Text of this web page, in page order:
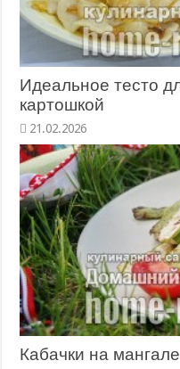
Идеальное тесто
картошкой
21.02.2026
Кабачки на